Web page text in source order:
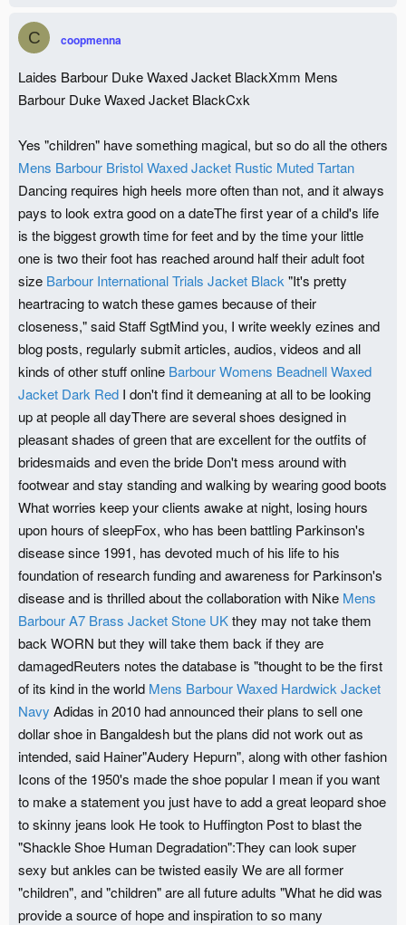
C coopmenna
Laides Barbour Duke Waxed Jacket BlackXmm Mens
Barbour Duke Waxed Jacket BlackCxk
Yes "children" have something magical, but so do all the others
Mens Barbour Bristol Waxed Jacket Rustic Muted Tartan
Dancing requires high heels more often than not, and it always
pays to look extra good on a dateThe first year of a child's life
is the biggest growth time for feet and by the time your little
one is two their foot has reached around half their adult foot
size Barbour International Trials Jacket Black "It's pretty
heartracing to watch these games because of their
closeness," said Staff SgtMind you, I write weekly ezines and
blog posts, regularly submit articles, audios, videos and all
kinds of other stuff online Barbour Womens Beadnell Waxed
Jacket Dark Red I don't find it demeaning at all to be looking
up at people all dayThere are several shoes designed in
pleasant shades of green that are excellent for the outfits of
bridesmaids and even the bride Don't mess around with
footwear and stay standing and walking by wearing good boots
What worries keep your clients awake at night, losing hours
upon hours of sleepFox, who has been battling Parkinson's
disease since 1991, has devoted much of his life to his
foundation of research funding and awareness for Parkinson's
disease and is thrilled about the collaboration with Nike Mens
Barbour A7 Brass Jacket Stone UKthey may not take them
back WORN but they will take them back if they are
damagedReuters notes the database is "thought to be the first
of its kind in the world Mens Barbour Waxed Hardwick Jacket
Navy Adidas in 2010 had announced their plans to sell one
dollar shoe in Bangaldesh but the plans did not work out as
intended, said Hainer"Audery Hepurn", along with other fashion
Icons of the 1950's made the shoe popular I mean if you want
to make a statement you just have to add a great leopard shoe
to skinny jeans look He took to Huffington Post to blast the
"Shackle Shoe Human Degradation":They can look super
sexy but ankles can be twisted easily We are all former
"children", and "children" are all future adults "What he did was
provide a source of hope and inspiration to so many